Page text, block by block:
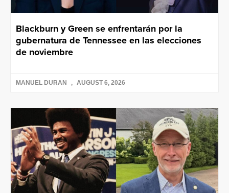
Blackburn y Green se enfrentarán por la
gubernatura de Tennessee en las elecciones
de noviembre
MANUEL DURAN AUGUST 6, 2026